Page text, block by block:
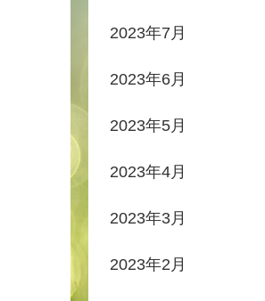
2023年7月
2023年6月
2023年5月
2023年4月
2023年3月
2023年2月